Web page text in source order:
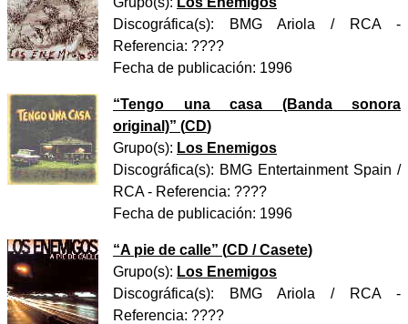
Discográfica(s):
BMG Ariola / RCA-
Referencia: ????
Fecha de publicación: 1996
“Tengo una casa (Banda sonora
original)” (CD)
Grupo(s): Los Enemigos
Discográfica(s): BMG Entertainment Spain /
RCA- Referencia: ????
Fecha de publicación: 1996
“A pie de calle” (CD / Casete)
Grupo(s): Los Enemigos
Discográfica(s):
BMG Ariola / RCA-
Referencia: ????